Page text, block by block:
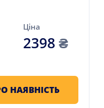
Ціна
2398₴
НАЯВНІСТЬ